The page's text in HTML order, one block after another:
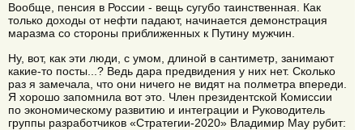
Вообще, пенсия в России - вещь сугубо таинственная. Как
только доходы от нефти падают, начинается демонстрация
маразма со стороны приближенных к Путину мужчин.
Ну, вот, как эти люди, с умом, длиной в сантиметр, занимают
какие-то посты...? Ведь дара предвидения у них нет. Сколько
раз я замечала, что они ничего не видят на полметра впереди.
Я хорошо запомнила вот это. Член президентской Комиссии
по экономическому развитию и интеграции и Руководитель
группы разработчиков «Стратегии-2020» Владимир Мау рубит: